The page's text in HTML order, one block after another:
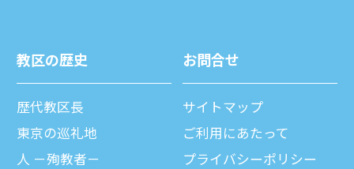
教区の歴史
歴代教区⻑
東京の巡礼地
⼈ －殉教者－
お問合せ
サイトマップ
ご利⽤にあたって
プライバシーポリシー